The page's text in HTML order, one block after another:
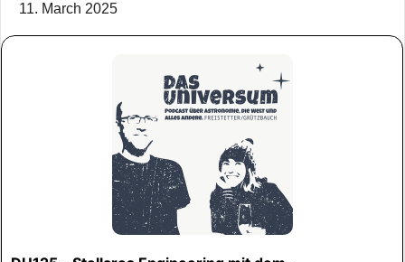
11. March 2025